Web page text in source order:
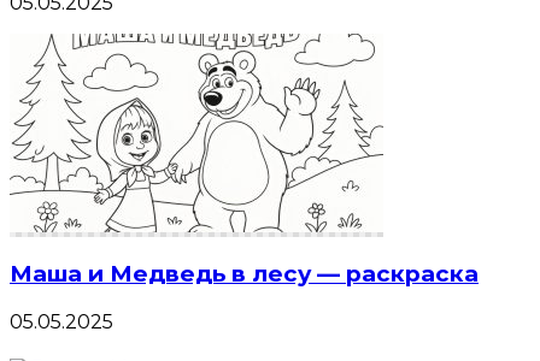
Маша и Медведь в лесу — раскраска
05.05.2025